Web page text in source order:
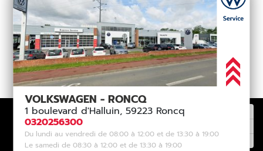
VOLKSWAGEN - RONCQ
1 boulevard d'Halluin, 59223 Roncq
0320256300
Du lundi au vendredi de 08:00 à 12:00 et de 13:30 à 19:00
Le samedi de 08:30 à 12:00 et de 13:30 à 19:00